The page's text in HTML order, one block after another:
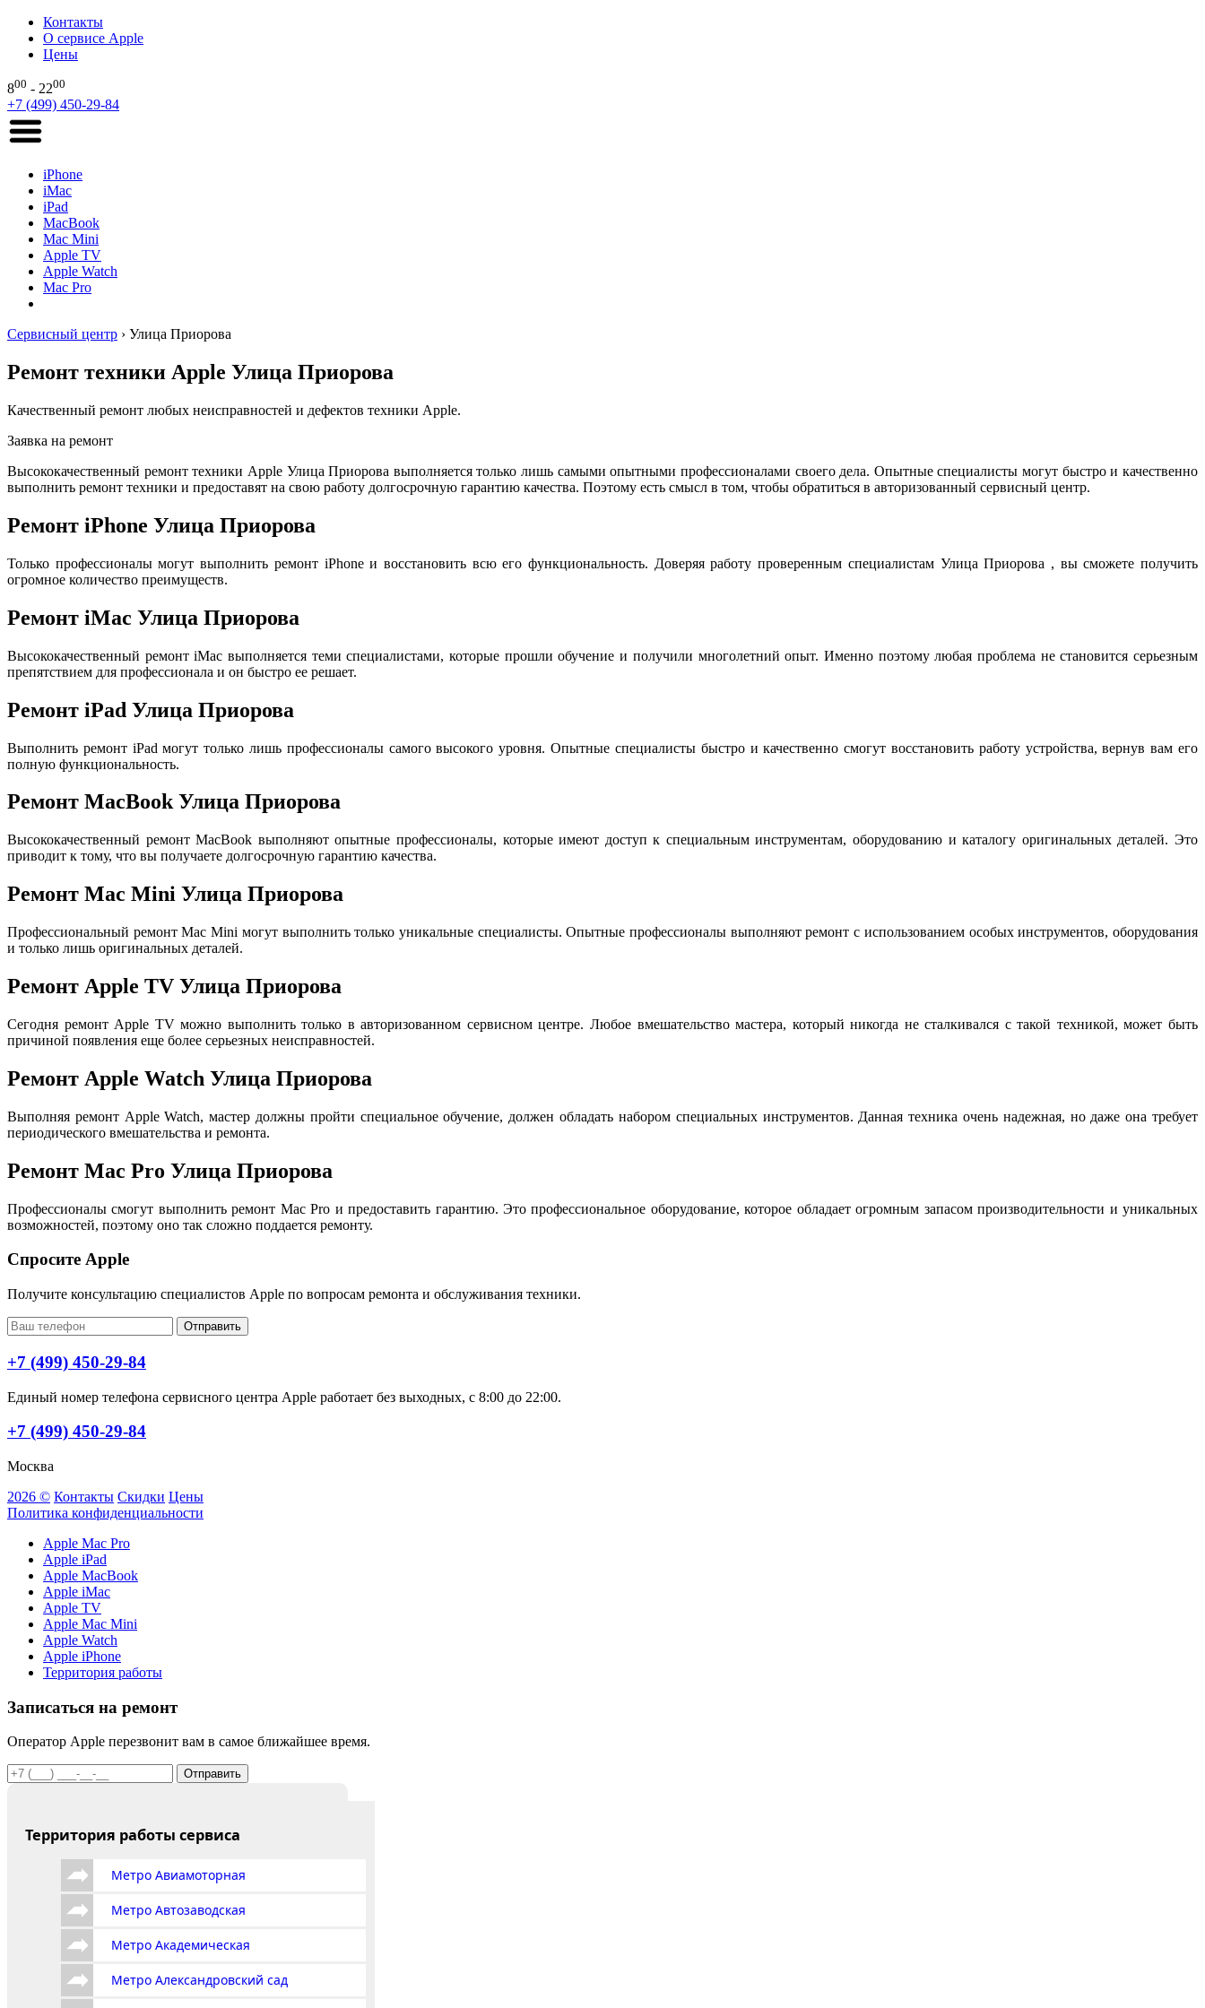
Контакты
О сервисе Apple
Цены
800 - 2200
+7 (499) 450-29-84
iPhone
iMac
iPad
MacBook
Mac Mini
Apple TV
Apple Watch
Mac Pro
Сервисный центр › Улица Приорова
Ремонт техники Apple Улица Приорова
Качественный ремонт любых неисправностей и дефектов техники Apple.
Заявка на ремонт
Высококачественный ремонт техники Apple Улица Приорова выполняется только лишь самыми опытными профессионалами своего дела. Опытные специалисты могут быстро и качественно
выполнить ремонт техники и предоставят на свою работу долгосрочную гарантию качества. Поэтому есть смысл в том, чтобы обратиться в авторизованный сервисный центр.
Ремонт iPhone Улица Приорова
Только профессионалы могут выполнить ремонт iPhone и восстановить всю его функциональность. Доверяя работу проверенным специалистам Улица Приорова , вы сможете получить
огромное количество преимуществ.
Ремонт iMac Улица Приорова
Высококачественный ремонт iMac выполняется теми специалистами, которые прошли обучение и получили многолетний опыт. Именно поэтому любая проблема не становится серьезным
препятствием для профессионала и он быстро ее решает.
Ремонт iPad Улица Приорова
Выполнить ремонт iPad могут только лишь профессионалы самого высокого уровня. Опытные специалисты быстро и качественно смогут восстановить работу устройства, вернув вам его
полную функциональность.
Ремонт MacBook Улица Приорова
Высококачественный ремонт MacBook выполняют опытные профессионалы, которые имеют доступ к специальным инструментам, оборудованию и каталогу оригинальных деталей. Это
приводит к тому, что вы получаете долгосрочную гарантию качества.
Ремонт Mac Mini Улица Приорова
Профессиональный ремонт Mac Mini могут выполнить только уникальные специалисты. Опытные профессионалы выполняют ремонт с использованием особых инструментов, оборудования
и только лишь оригинальных деталей.
Ремонт Apple TV Улица Приорова
Сегодня ремонт Apple TV можно выполнить только в авторизованном сервисном центре. Любое вмешательство мастера, который никогда не сталкивался с такой техникой, может быть
причиной появления еще более серьезных неисправностей.
Ремонт Apple Watch Улица Приорова
Выполняя ремонт Apple Watch, мастер должны пройти специальное обучение, должен обладать набором специальных инструментов. Данная техника очень надежная, но даже она требует
периодического вмешательства и ремонта.
Ремонт Mac Pro Улица Приорова
Профессионалы смогут выполнить ремонт Mac Pro и предоставить гарантию. Это профессиональное оборудование, которое обладает огромным запасом производительности и уникальных
возможностей, поэтому оно так сложно поддается ремонту.
Спросите Apple
Получите консультацию специалистов Apple по вопросам ремонта и обслуживания техники.
Отправить
+7 (499) 450-29-84
Единый номер телефона сервисного центра Apple работает без выходных, с 8:00 до 22:00.
+7 (499) 450-29-84
Москва
2026 © Контакты Скидки Цены
Политика конфиденциальности
Apple Mac Pro
Apple iPad
Apple MacBook
Apple iMac
Apple TV
Apple Mac Mini
Apple Watch
Apple iPhone
Территория работы
Записаться на ремонт
Оператор Apple перезвонит вам в самое ближайшее время.
Отправить
Территория работы сервиса
Метро Авиамоторная
Метро Автозаводская
Метро Академическая
Метро Александровский сад